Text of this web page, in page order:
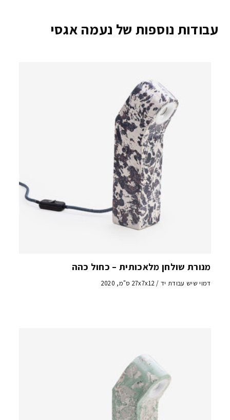
עבודות נוספות של נעמה אגסי
מנורת שולחן מלאכותית – כחול כהה
דמוי שיש עבודת יד / 27x7x12 ס"מ, 2020